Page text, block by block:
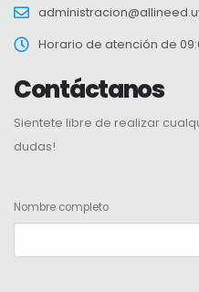
Horario de atención de
Contáctanos
Sientete libre de realizar
dudas!
Nombre completo